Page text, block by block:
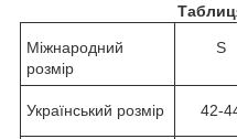
Міжнародний
розмір
S
Український розмір 42-